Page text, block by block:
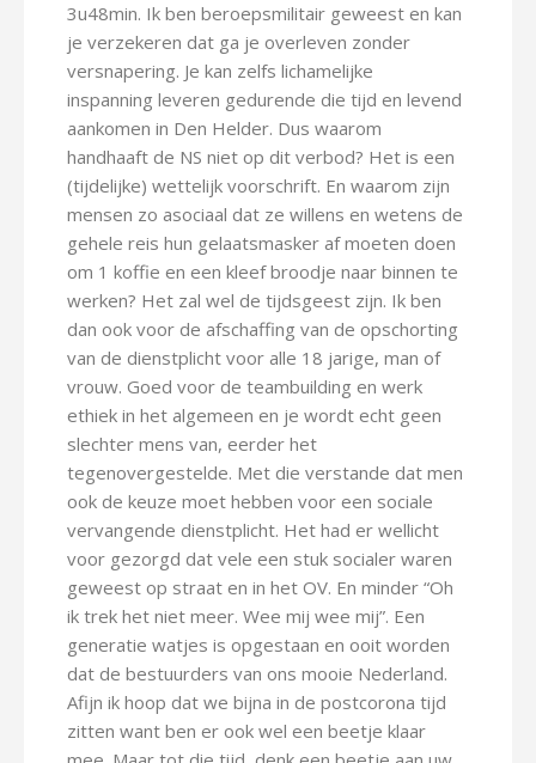
3u48min. Ik ben beroepsmilitair geweest en kan
je verzekeren dat ga je overleven zonder
versnapering. Je kan zelfs lichamelijke
inspanning leveren gedurende die tijd en levend
aankomen in Den Helder. Dus waarom
handhaaft de NS niet op dit verbod? Het is een
(tijdelijke) wettelijk voorschrift. En waarom zijn
mensen zo asociaal dat ze willens en wetens de
gehele reis hun gelaatsmasker af moeten doen
om 1 koffie en een kleef broodje naar binnen te
werken? Het zal wel de tijdsgeest zijn. Ik ben
dan ook voor de afschaffing van de opschorting
van de dienstplicht voor alle 18 jarige, man of
vrouw. Goed voor de teambuilding en werk
ethiek in het algemeen en je wordt echt geen
slechter mens van, eerder het
tegenovergestelde. Met die verstande dat men
ook de keuze moet hebben voor een sociale
vervangende dienstplicht. Het had er wellicht
voor gezorgd dat vele een stuk socialer waren
geweest op straat en in het OV. En minder “Oh
ik trek het niet meer. Wee mij wee mij”. Een
generatie watjes is opgestaan en ooit worden
dat de bestuurders van ons mooie Nederland.
Afijn ik hoop dat we bijna in de postcorona tijd
zitten want ben er ook wel een beetje klaar